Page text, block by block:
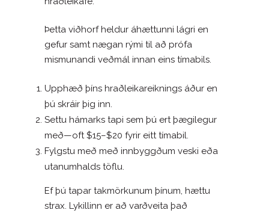
Þetta viðhorf heldur áhættunni lágri en
gefur samt nægan rými til að prófa
mismunandi veðmál innan eins tímabils.
Upphæð þíns hraðleikareiknings áður en
þú skráir þig inn.
Settu hámarks tapi sem þú ert þægilegur
með—oft $15–$20 fyrir eitt tímabil.
Fylgstu með með innbyggðum veski eða
utanumhalds töflu.
Ef þú tapar takmörkunum þínum, hættu
strax. Lykillinn er að varðveita það